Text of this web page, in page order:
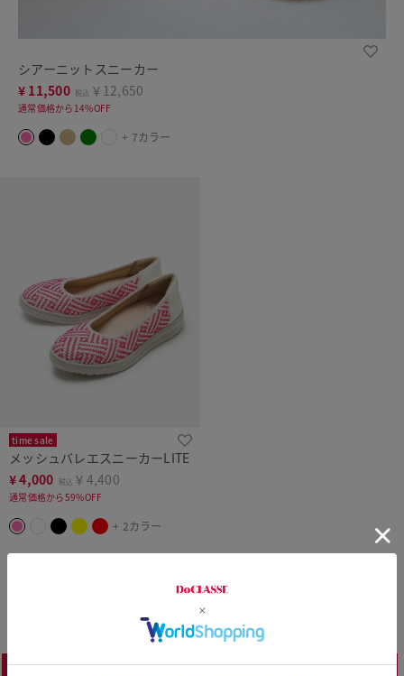
シアーニットスニーカー
¥ 11,500 税込 ￥12,650
通常価格から14%OFF
+ 7カラー
time sale
メッシュバレエスニーカーLITE
¥4,000 税込 ￥4,400
通常価格から59%OFF
+ 2カラー